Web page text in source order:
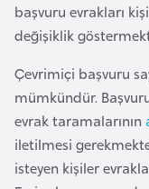
başvuru evrakları
değişiklik
Çevrimiçi başvuru
mümkündür.
evrak taramalarının
iletilmesi
isteyen kişiler
B
e
n
i
n
B